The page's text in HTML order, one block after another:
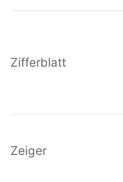
Zifferblatt
Zeiger